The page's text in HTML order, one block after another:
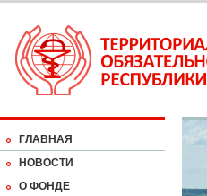
ГЛАВНАЯ
НОВОСТИ
О ФОНДЕ